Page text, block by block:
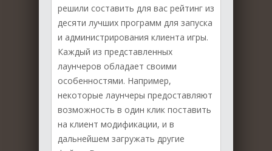
решили составить для вас рейтинг из
десяти лучших программ для запуска
и администрирования клиента игры.
Каждый из представленных
лаунчеров обладает своими
особенностями. Например,
некоторые лаунчеры предоставляют
возможность в один клик поставить
на клиент модификации, и в
дальнейшем загружать другие